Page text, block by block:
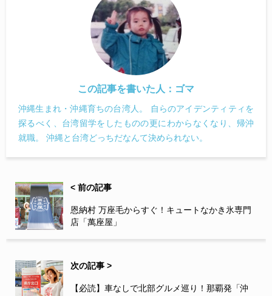
この記事を書いた人： ゴマ
沖縄生まれ・沖縄育ちの台湾人。 自らのアイデンティティを
探るべく、台湾留学をしたものの更にわからなくなり、帰沖
就職。 沖縄と台湾どっちだなんて決められない。
< 前の記事
恩納村 万座毛からすぐ！キュートなかき氷専門
店「萬座屋」
次の記事 >
【必読】車なしで北部グルメ巡り！那覇発「沖